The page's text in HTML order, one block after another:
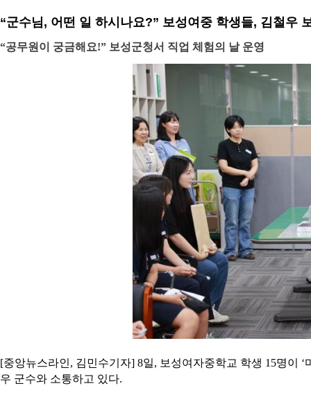
“군수님, 어떤 일 하시나요?” 보성여중 학생들, 김철우
“공무원이 궁금해요!” 보성군청서 직업 체험의 날 운영
[중앙뉴스라인, 김민수기자] 8일, 보성여자중학교 학생 15명이
우 군수와 소통하고 있다.